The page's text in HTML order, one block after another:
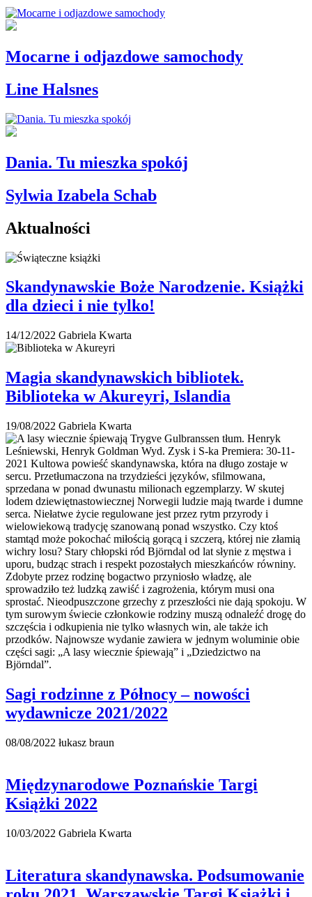
Mocarne i odjazdowe samochody
Line Halsnes
Dania. Tu mieszka spokój
Sylwia Izabela Schab
Aktualności
Skandynawskie Boże Narodzenie. Książki
dla dzieci i nie tylko!
14/12/2022 Gabriela Kwarta
Magia skandynawskich bibliotek.
Biblioteka w Akureyri, Islandia
19/08/2022 Gabriela Kwarta
Sagi rodzinne z Północy – nowości
wydawnicze 2021/2022
08/08/2022 łukasz braun
Międzynarodowe Poznańskie Targi
Książki 2022
10/03/2022 Gabriela Kwarta
Literatura skandynawska. Podsumowanie